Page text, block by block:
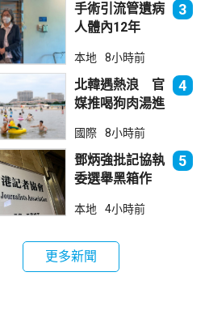
手術引流管遺病
人體內12年
業失當除牌1個
月
3
本地 8小時前
北韓遇熱浪 官
媒推喝狗肉湯進
4
國際 8小時前
鄧炳強批記協執
委選舉黑箱作
國安一定「釘死
5
本地 4小時前
更多新聞